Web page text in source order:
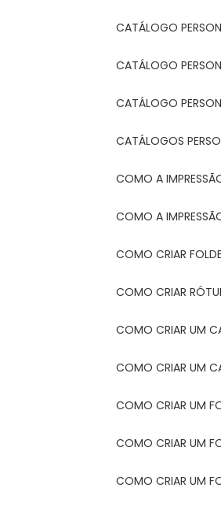
CATÁLOGO
CATÁLOGO
CATÁLOGO
CATÁLOGOS
COMO A
COMO A
COMO CRIAR
COMO CRIAR
COMO CRIAR UM
COMO CRIAR UM
COMO CRIAR UM
COMO CRIAR UM
COMO CRIAR UM